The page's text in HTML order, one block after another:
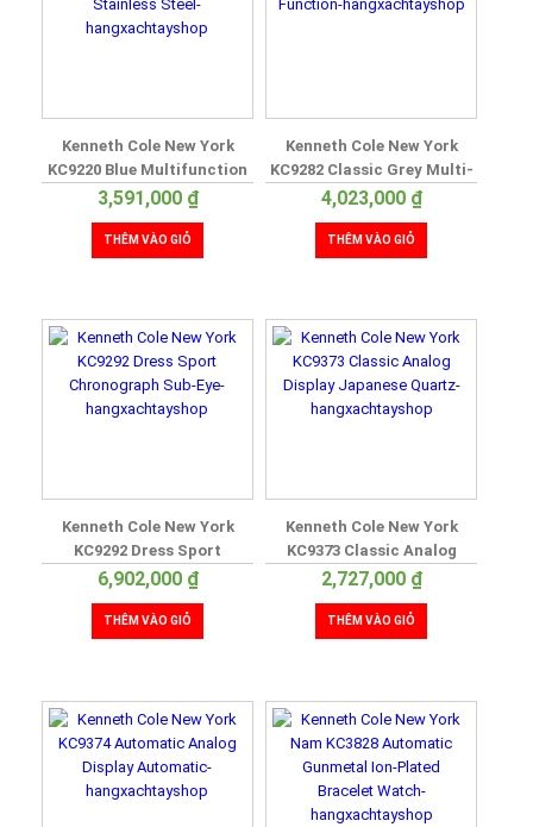
Kenneth Cole New York
KC9220 Blue Multifunction
Stainless Steel
3,591,000 ₫
THÊM VÀO GIỎ
Kenneth Cole New York
KC9282 Classic Grey Multi-
Function
4,023,000 ₫
THÊM VÀO GIỎ
Kenneth Cole New York
KC9292 Dress Sport
Chronograph Sub-Eye
6,902,000 ₫
THÊM VÀO GIỎ
Kenneth Cole New York
KC9373 Classic Analog
Display Japanese Quartz
2,727,000 ₫
THÊM VÀO GIỎ